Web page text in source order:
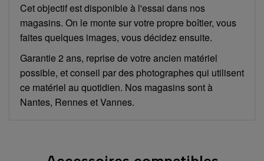
Cet objectif est disponible à l'essai dans nos
magasins. On le monte sur votre propre boîtier, vous
faites quelques images, vous décidez ensuite.
Garantie 2 ans, reprise de votre ancien matériel
possible, et conseil par des photographes qui utilisent
ce matériel au quotidien. Nos magasins sont à
Nantes, Rennes et Vannes.